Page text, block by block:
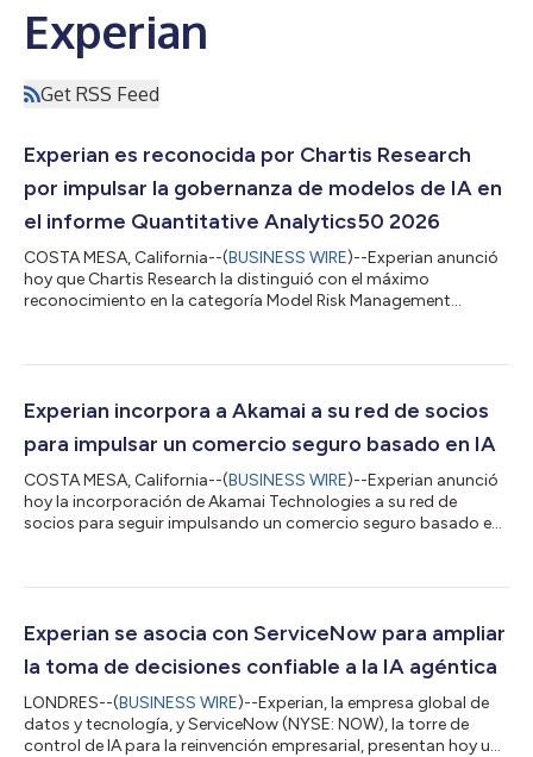
Experian
Get RSS Feed
Experian es reconocida por Chartis Research
por impulsar la gobernanza de modelos de IA en
el informe Quantitative Analytics50 2026
COSTA MESA, California--(BUSINESS WIRE)--Experian anunció
hoy que Chartis Research la distinguió con el máximo
reconocimiento en la categoría Model Risk Management
Experian ingresa al prestigioso ranking Quantitative
soluciones de análisis de datos e inteligencia artificial para el
sector financiero regulado. "Este reconocim...
Experian incorpora a Akamai a su red de socios
para impulsar un comercio seguro basado en IA
COSTA MESA, California--(BUSINESS WIRE)--Experian anunció
hoy la incorporación de Akamai Technologies a su red de
socios para seguir impulsando un comercio seguro basado en
innovaciones en pagos. A medida que los agentes de IA
autónoma, surge un desafío clave para las empresas: cómo
confiar en una acción cuan...
Experian se asocia con ServiceNow para ampliar
la toma de decisiones confiable a la IA agéntica
LONDRES--(BUSINESS WIRE)--Experian, la empresa global de
datos y tecnología, y ServiceNow (NYSE: NOW), la torre de
control de IA para la reinvención empresarial, presentan hoy una